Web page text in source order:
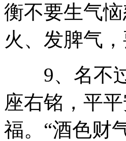
衡不要生气
火、发脾气
9、名不过
座右铭，平
福。“酒色财